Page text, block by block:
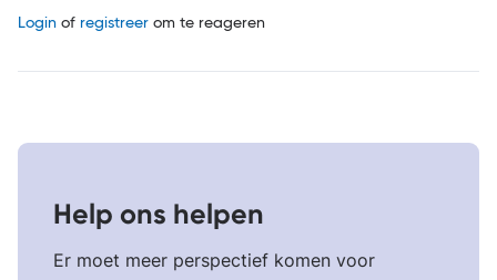
Login of registreer om te reageren
Help ons helpen
Er moet meer perspectief komen voor